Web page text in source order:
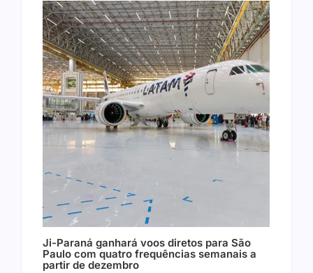
Ji-Paraná ganhará voos diretos para São
Paulo com quatro frequências semanais a
partir de dezembro